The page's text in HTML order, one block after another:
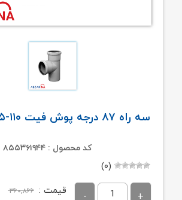
سه راه ۸۷ درجه پوش فیت ۱۱۰-۷۵ نیوفلکس
کد محصول : ۸۵۵۳۶۱۹۴۴
(۰)
قیمت : ۳۶۰,۸۶۶